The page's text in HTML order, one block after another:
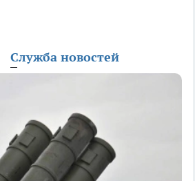
Служба новостей